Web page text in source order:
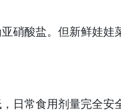
酸盐。但新鲜娃娃
常食用剂量完全安